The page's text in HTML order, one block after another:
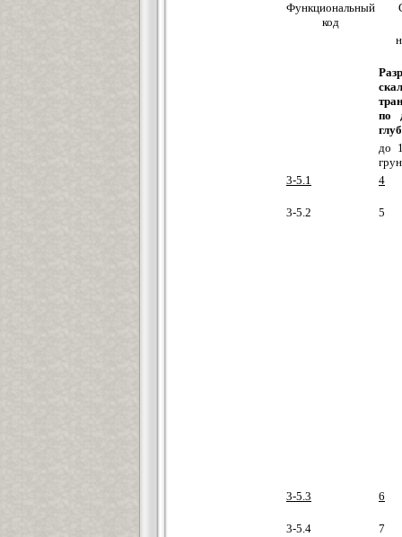
Функциональный
код
по
до
3-5.1
4
3-5.2 5
3-5.3 6
3-5.4 7